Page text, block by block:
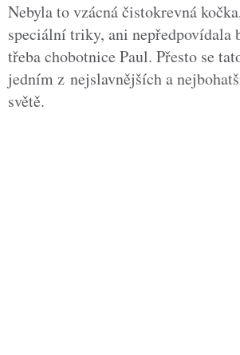
Nebyla to vzácná čistokrevná
speciální triky, ani nepředpovídala
třeba chobotnice Paul. Přesto se
jedním z nejslavnějších a
světě.